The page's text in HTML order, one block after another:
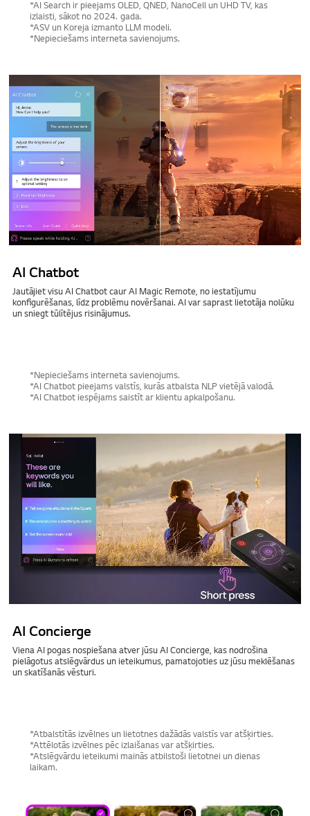
*AI Search ir pieejams OLED, QNED, NanoCell un UHD TV, kas
izlaisti, sākot no 2024. gada.
*ASV un Koreja izmanto LLM modeli.
*Nepieciešams interneta savienojums.
AI Chatbot
Jautājiet visu AI Chatbot caur AI Magic Remote, no iestatījumu
konfigurēšanas, līdz problēmu novēršanai. AI var saprast lietotāja nolūku
un sniegt tūlītējus risinājumus.
*Nepieciešams interneta savienojums.
*AI Chatbot pieejams valstīs, kurās atbalsta NLP vietējā valodā.
*AI Chatbot iespējams saistīt ar klientu apkalpošanu.
AI Concierge
Viena AI pogas nospiešana atver jūsu AI Concierge, kas nodrošina
pielāgotus atslēgvārdus un ieteikumus, pamatojoties uz jūsu meklēšanas
un skatīšanās vēsturi.
*Atbalstītās izvēlnes un lietotnes dažādās valstīs var atšķirties.
*Attēlotās izvēlnes pēc izlaišanas var atšķirties.
*Atslēgvārdu ieteikumi mainās atbilstoši lietotnei un dienas
laikam.